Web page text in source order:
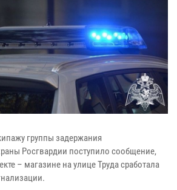
группы задержания
Росгвардии поступило сообщение,
– магазине на улице Труда сработала